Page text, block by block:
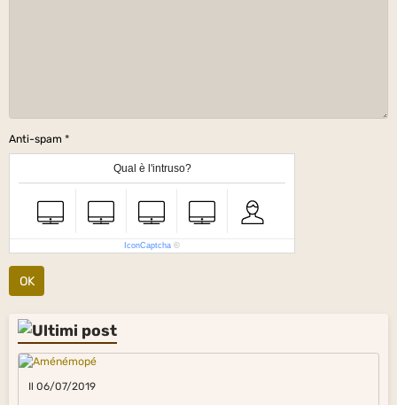
Anti-spam
Qual è l'intruso?
IconCaptcha ©
OK
Il 06/07/2019